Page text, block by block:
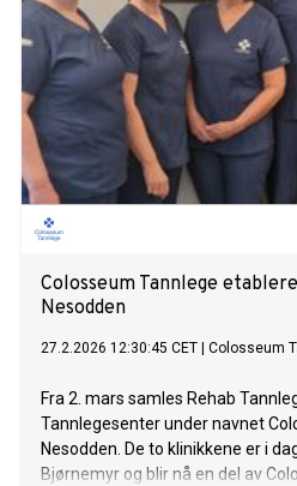
Colosseum Tannlege
Nesodden
27.2.2026 12:30:45 CET Colosseum
Fra 2. mars samles Rehab
Tannlegesenter under navnet
Nesodden. De to klinikkene er i
Bjørnemyr og blir nå en del av